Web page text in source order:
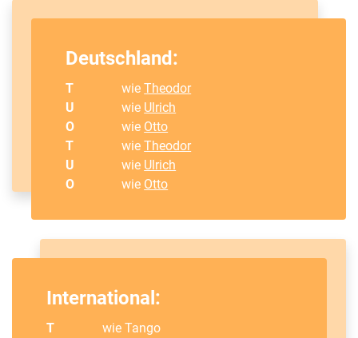
Deutschland:
T wieTheodor
U
wie Ulrich
O
wie Otto
T
wieTheodor
U
wie Ulrich
O
wie Otto
International:
T
wie Tango